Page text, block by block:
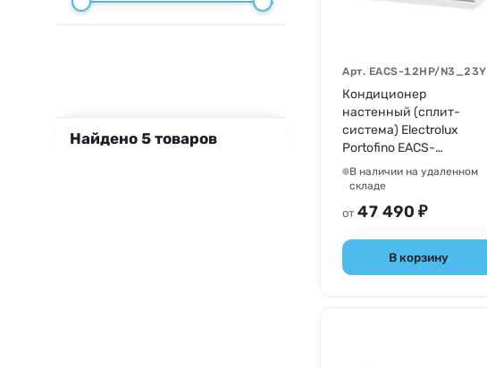
Кондиционер
настенный (сплит-
система) Electrolux
Portofino EACS-
12HP/N3_23Y
В наличии на удаленном
складе
Арт. EACS-12HP/N3_23Y
от 47 490 ₽
В корзину
Найдено 5 товаров